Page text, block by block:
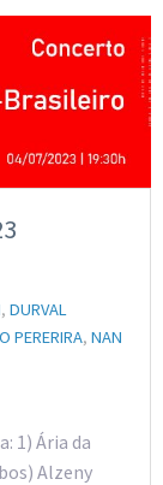
, DURVAL
PERERIRA, NAN
1) Ária da
Alzeny